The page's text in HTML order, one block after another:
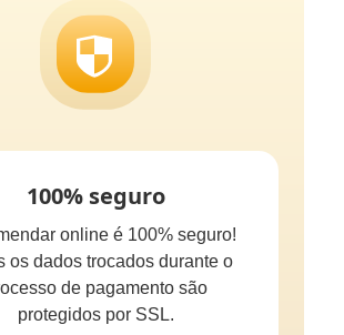
100% seguro
online é 100% seguro!
os dados trocados durante o
de pagamento são
protegidos por SSL.